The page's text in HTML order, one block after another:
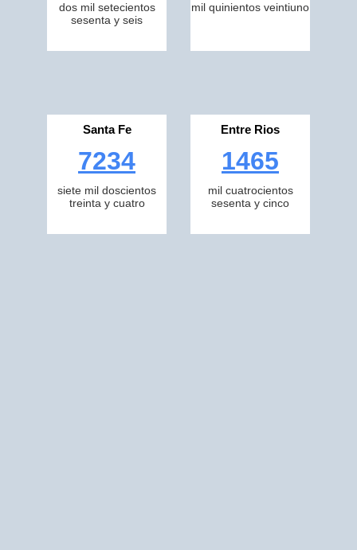
dos mil setecientos
sesenta y seis
mil quinientos veintiuno
Santa Fe
7234
siete mil doscientos
treinta y cuatro
Entre Rios
1465
mil cuatrocientos
sesenta y cinco